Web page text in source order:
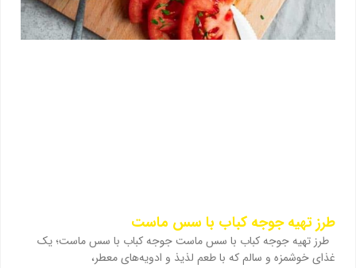
طرز تهیه جوجه کباب با سس ماست
طرز تهیه جوجه کباب با سس ماست جوجه کباب با سس ماست؛ یک
غذای خوشمزه و سالم که با طعم لذیذ و ادویه‌های معطر،